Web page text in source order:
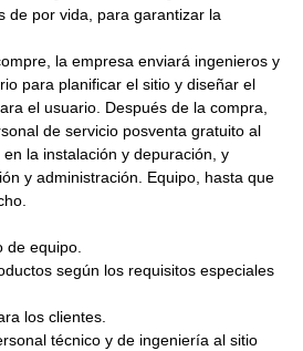
de por vida, para garantizar la
la empresa enviará ingenieros y
para planificar el sitio y diseñar el
el usuario. Después de la compra,
de servicio posventa gratuito al
la instalación y depuración, y
y administración. Equipo, hasta que
de equipo.
según los requisitos especiales
los clientes.
técnico y de ingeniería al sitio